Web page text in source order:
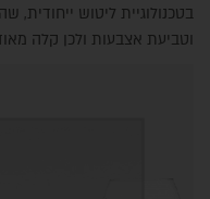
בטכנולוגיית ליטוש
וטביעת אצבעות ולכן קלה מאוד